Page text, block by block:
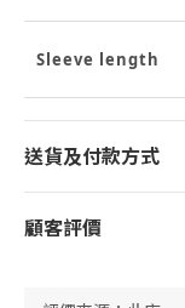
Sleeve length
送貨及付款方式
顧客評價